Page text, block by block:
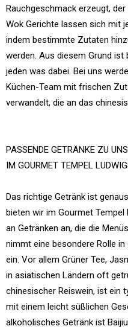
Rauchgeschmack erzeugt,
Wok Gerichte lassen sich mit
indem bestimmte Zutaten
werden. Aus diesem Grund
jeden was dabei. Bei uns
Küchen-Team mit frischen
verwandelt, die an das
PASSENDE GETRÄNKE ZU
IM GOURMET TEMPEL
Das richtige Getränk ist
bieten wir im Gourmet
an Getränken an, die die
nimmt eine besondere Rolle
ein. Vor allem Grüner Tee,
in asiatischen Ländern oft
chinesischer Reiswein, ist ein
mit einem leicht süßlichen
alkoholisches Getränk ist